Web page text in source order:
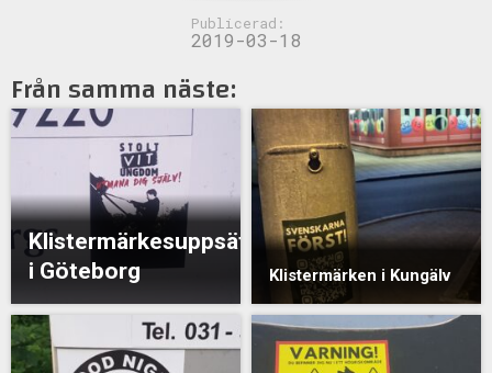
Publicerad:
2019-03-18
Från samma näste:
Klistermärkesuppsättning
i Göteborg
Klistermärken i Kungälv